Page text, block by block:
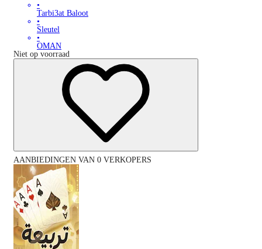
•
Tarbi3at Baloot
•
Sleutel
•
OMAN
Niet op voorraad
AANBIEDINGEN VAN 0 VERKOPERS